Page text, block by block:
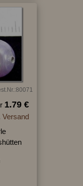
1.79 €
Versand